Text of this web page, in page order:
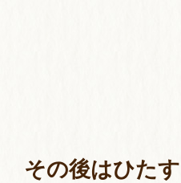
その後はひた